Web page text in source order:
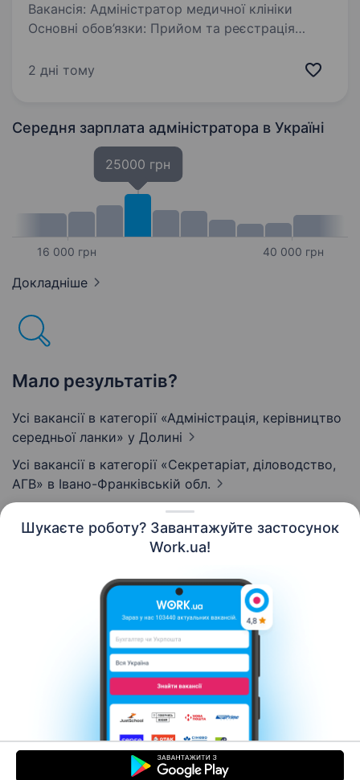
Шукаєте роботу? Завантажуйте застосунок
Work.ua!
Вакансія: Адміністратор медичної клініки
Основні обов’язки: Прийом та реєстрація
та електронні запити; Організація запису
2 дні тому
Середня зарплата адміністратора в Україні
16 000 грн
25000 грн
40 000 грн
Докладніше
Мало результатів?
Усі вакансії в категорії «Адмiнiстрацiя, керівництво
середньої ланки» у Долині
Усі вакансії в категорії «Секретаріат, діловодство,
АГВ» в Івано-Франківській обл.
Контакти Про нас
Кар’єра
Допомога Умови використання